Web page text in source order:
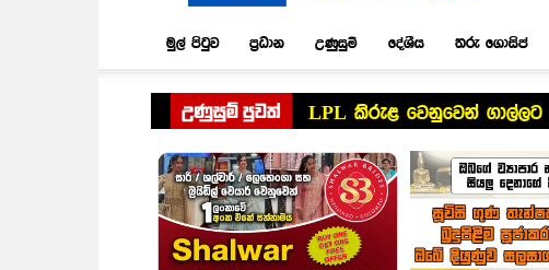
මුල් පිටුව ප්‍රධාන උණුසුම් දේශීය තරු ගොසිප්
උණුසුම් පුවත් LPL කිරුළ වෙනුවෙන්